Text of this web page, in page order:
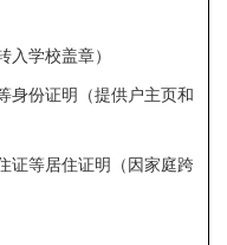
入学校盖章）
身份证明（提供户主页和
证等居住证明（因家庭跨